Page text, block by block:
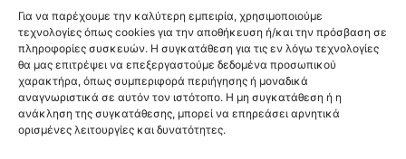
Για να παρέχουμε την καλύτερη εμπειρία, χρησιμοποιούμε
τεχνολογίες όπως cookies για την αποθήκευση ή/και την πρόσβαση σε
πληροφορίες συσκευών. Η συγκατάθεση για τις εν λόγω τεχνολογίες
θα μας επιτρέψει να επεξεργαστούμε δεδομένα προσωπικού
χαρακτήρα, όπως συμπεριφορά περιήγησης ή μοναδικά
αναγνωριστικά σε αυτόν τον ιστότοπο. Η μη συγκατάθεση ή η
ανάκληση της συγκατάθεσης, μπορεί να επηρεάσει αρνητικά
ορισμένες λειτουργίες και δυνατότητες.
ΑΚΟΛΟΥΘΗΣΕ ΜΑΣ